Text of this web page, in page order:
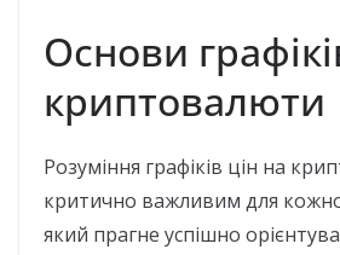
Основи
криптовалюти
Розуміння графіків цін на
критично важливим для
який прагне успішно